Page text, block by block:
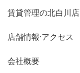
賃貸管理の北白川店
店舗情報·アクセス
会社概要